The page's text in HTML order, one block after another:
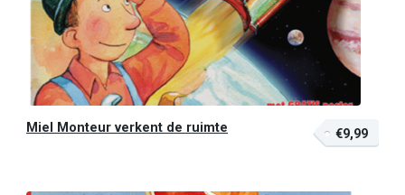
Miel Monteur verkent de ruimte €9,99